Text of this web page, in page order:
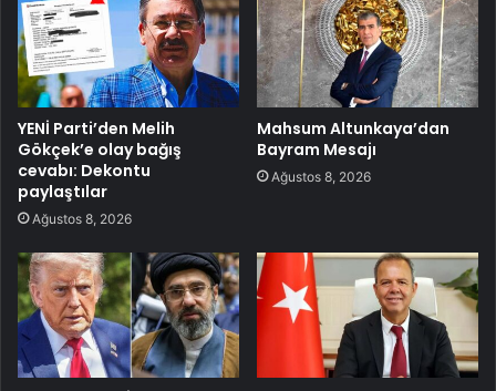
YENİ Parti’den Melih
Gökçek’e olay bağış
cevabı: Dekontu
paylaştılar
Ağustos 8, 2026
Mahsum Altunkaya’dan
Bayram Mesajı
Ağustos 8, 2026